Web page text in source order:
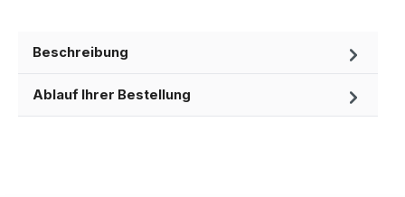
Beschreibung
Ablauf Ihrer Bestellung